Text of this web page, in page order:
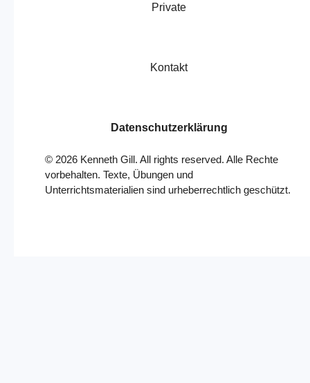
Private
Kontakt
Datenschutzerklärung
© 2026Kenneth Gill. All rights reserved. Alle Rechte
vorbehalten. Texte, Übungen und
Unterrichtsmaterialien sind urheberrechtlich geschützt.